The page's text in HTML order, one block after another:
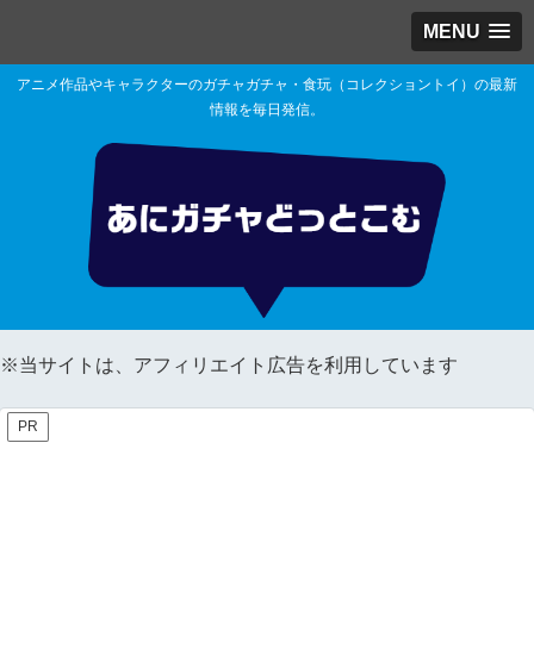
MENU
アニメ作品やキャラクターのガチャガチャ・食玩（コレクショントイ）の最新
情報を毎日発信。
※当サイトは、アフィリエイト広告を利用しています
PR